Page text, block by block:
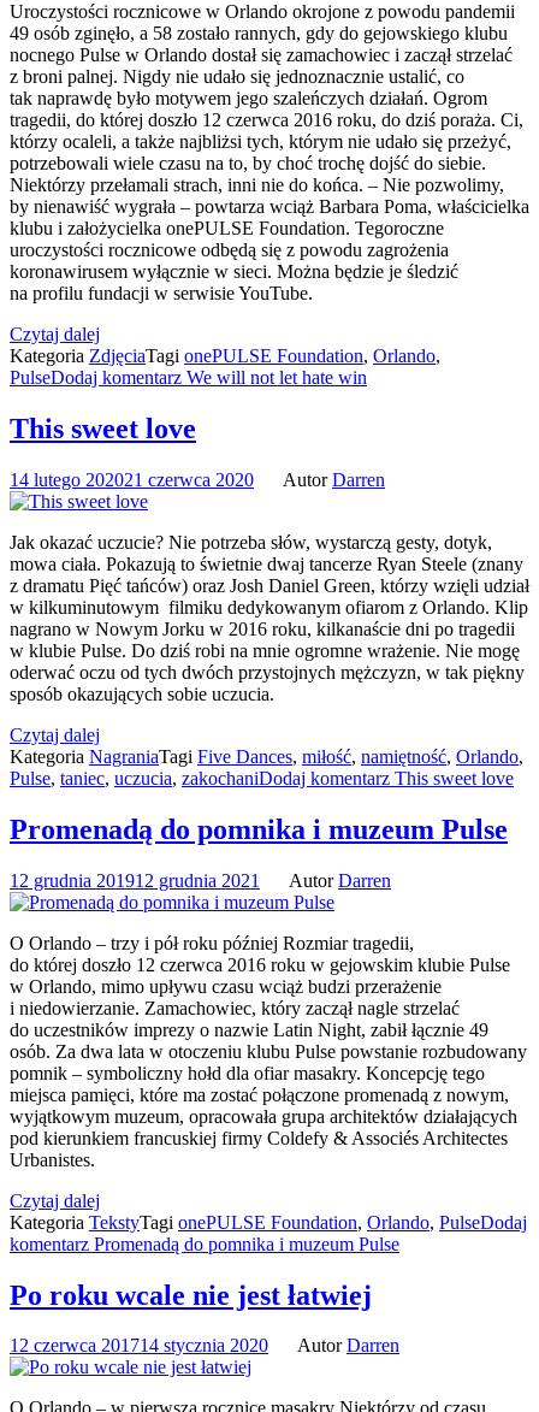
Uroczystości rocznicowe w Orlando okrojone z powodu pandemii
49 osób zginęło, a 58 zostało rannych, gdy do gejowskiego klubu
nocnego Pulse w Orlando dostał się zamachowiec i zaczął strzelać
z broni palnej. Nigdy nie udało się jednoznacznie ustalić, co
tak naprawdę było motywem jego szaleńczych działań. Ogrom
tragedii, do której doszło 12 czerwca 2016 roku, do dziś poraża. Ci,
którzy ocaleli, a także najbliżsi tych, którym nie udało się przeżyć,
potrzebowali wiele czasu na to, by choć trochę dojść do siebie.
Niektórzy przełamali strach, inni nie do końca. – Nie pozwolimy,
by nienawiść wygrała – powtarza wciąż Barbara Poma, właścicielka
klubu i założycielka onePULSE Foundation. Tegoroczne
uroczystości rocznicowe odbędą się z powodu zagrożenia
koronawirusem wyłącznie w sieci. Można będzie je śledzić
na profilu fundacji w serwisie YouTube.
Czytaj dalej
Kategoria ZdjęciaTagi onePULSE Foundation, Orlando,
PulseDodaj komentarz We will not let hate win
This sweet love
14 lutego 202021 czerwca 2020 AutorDarren
Jak okazać uczucie? Nie potrzeba słów, wystarczą gesty, dotyk,
mowa ciała. Pokazują to świetnie dwaj tancerze Ryan Steele (znany
z dramatu Pięć tańców) oraz Josh Daniel Green, którzy wzięli udział
w kilkuminutowym filmiku dedykowanym ofiarom z Orlando. Klip
nagrano w Nowym Jorku w 2016 roku, kilkanaście dni po tragedii
w klubie Pulse. Do dziś robi na mnie ogromne wrażenie. Nie mogę
oderwać oczu od tych dwóch przystojnych mężczyzn, w tak piękny
sposób okazujących sobie uczucia.
Czytaj dalej
Kategoria NagraniaTagi Five Dances, miłość, namiętność, Orlando,
Pulse, taniec, uczucia, zakochaniDodaj komentarz This sweet love
Promenadą do pomnika i muzeum Pulse
12 grudnia 201912 grudnia 2021 AutorDarren
O Orlando – trzy i pół roku później Rozmiar tragedii,
do której doszło 12 czerwca 2016 roku w gejowskim klubie Pulse
w Orlando, mimo upływu czasu wciąż budzi przerażenie
i niedowierzanie. Zamachowiec, który zaczął nagle strzelać
do uczestników imprezy o nazwie Latin Night, zabił łącznie 49
osób. Za dwa lata w otoczeniu klubu Pulse powstanie rozbudowany
pomnik – symboliczny hołd dla ofiar masakry. Koncepcję tego
miejsca pamięci, które ma zostać połączone promenadą z nowym,
wyjątkowym muzeum, opracowała grupa architektów działających
pod kierunkiem francuskiej firmy Coldefy & Associés Architectes
Urbanistes.
Czytaj dalej
Kategoria TekstyTagi onePULSE Foundation, Orlando, PulseDodaj
komentarz Promenadą do pomnika i muzeum Pulse
Po roku wcale nie jest łatwiej
12 czerwca 201714 stycznia 2020 AutorDarren